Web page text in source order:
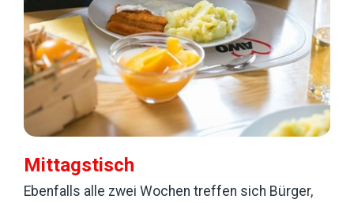
Mittagstisch
Ebenfalls alle zwei Wochen treffen sich Bürger,